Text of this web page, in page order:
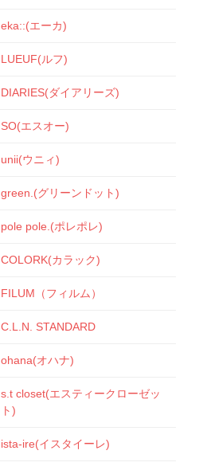
eka::(エーカ)
LUEUF(ルフ)
DIARIES(ダイアリーズ)
SO(エスオー)
unii(ウニィ)
green.(グリーンドット)
pole pole.(ポレポレ)
COLORK(カラック)
FILUM（フィルム）
C.L.N. STANDARD
ohana(オハナ)
s.t closet(エスティークローゼッ
ト)
ista-ire(イスタイーレ)